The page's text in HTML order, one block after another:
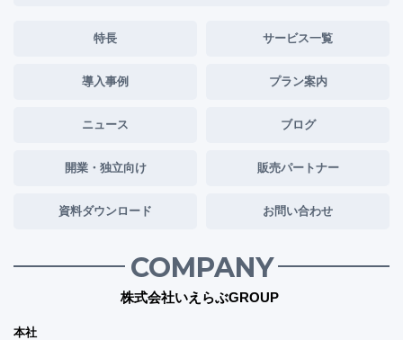
特長 サービス一覧
導入事例 プラン案内
ニュース ブログ
開業・独立向け 販売パートナー
資料ダウンロード お問い合わせ
COMPANY
株式会社いえらぶGROUP
本社